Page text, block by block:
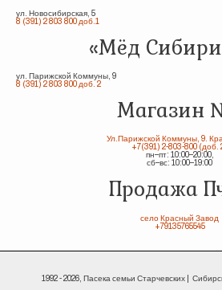
ул. Новосибирская, 5
8 (391) 2 803 800 доб.1
«Мёд
ул. Парижской Коммуны, 9
8 (391) 2 803 800 доб. 2
Магазин
Ул.Парижской Коммуны, 9.
+7(391) 2-803-800 (доб.
пн–пт: 10:00–20:00,
сб–вс: 10:00–19:00
Продажа
село Красный Завод
+79135765545
1992 - 2026, Пасека семьи Старчевских |